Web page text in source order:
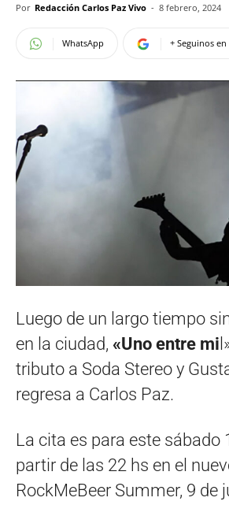
Por Redacción Carlos Paz Vivo - 8 febrero, 2024
WhatsApp + Seguinos
Luego de un largo tiempo
en la ciudad, «Uno entre mi
tributo a Soda Stereo y
regresa a Carlos Paz.
La cita es para este sábado
partir de las 22 hs en el
RockMeBeer Summer, 9 de